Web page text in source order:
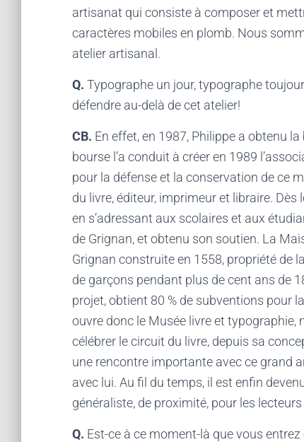
artisanat qui consiste à composer et
caractères mobiles en plomb. Nous
atelier artisanal.
Q. Typographe un jour, typographe
défendre au-delà de cet atelier!
CB. En effet, en 1987, Philippe a obtenu
bourse l’a conduit à créer en 1989
pour la défense et la conservation de ce
du livre, éditeur, imprimeur et libraire.
en s’adressant aux scolaires et aux
de Grignan, et obtenu son soutien. La
Grignan construite en 1558, propriété de
de garçons pendant plus de cent ans de
projet, obtient 80 % de subventions pour
ouvre donc le Musée livre et typographie,
célébrer le circuit du livre, depuis sa
une rencontre importante avec ce grand
avec lui. Au fil du temps, il est enfin
généraliste, de proximité, pour les
Q. Est-ce à ce moment-là que vous entrez